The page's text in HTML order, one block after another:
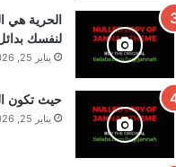
الحرية هي
لنفسك بدائل
يناير 25, 2026
حيث تكون
يناير 25, 2026